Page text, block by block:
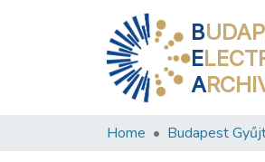
B
E
A
Home Budapest